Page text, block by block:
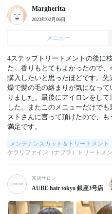
Margherita
2023年02月06日
メニュー
4ステップトリートメントの後に
た。香りもとてもよかったので
購入したいと思ったほどです。
燥で髪の毛の絡まりが気になっ
りました。最後にアイロンをし
した。またこのメニューだけで
ストさんに言って頂けたので、
満足です。
メンテナンスカット＆トリートメント
ケラリファイン（ナプラ）トリートメ
来店サロン
AUBE hair tokyo 銀座3号店